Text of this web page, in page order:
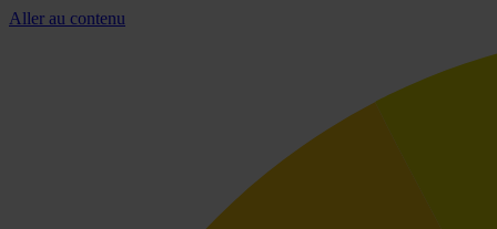
Aller au contenu